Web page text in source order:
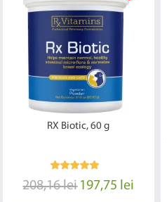
RX Biotic, 60 g
208,16 lei 197,75 lei